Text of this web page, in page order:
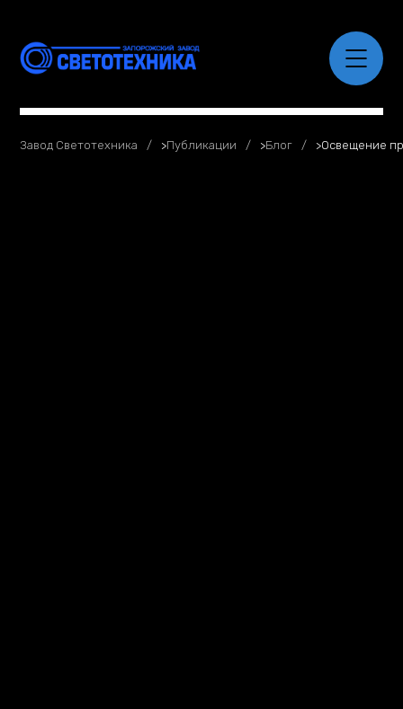
Завод Светотехника >Публикации >Блог >Освещение